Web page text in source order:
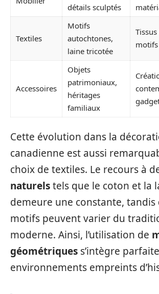
détails sculptés
Textiles
Motifs
autochtones,
laine tricotée
Accessoires
Objets
patrimoniaux,
héritages
familiaux
Cette évolution dans la
canadienne est aussi
choix de textiles. Le recours à
naturelstels que le coton et la
demeure une constante, tandis
motifs peuvent varier du
moderne. Ainsi, l’utilisation de
géométriques s’intègre
environnements empreints